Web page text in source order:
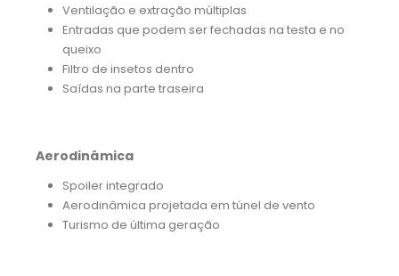
Ventilação e extração múltiplas
Entradas que podem ser fechadas na testa e no
queixo
Filtro de insetos dentro
Saídas na parte traseira
Aerodinâmica
Spoiler integrado
Aerodinâmica projetada em túnel de vento
Turismo de última geração